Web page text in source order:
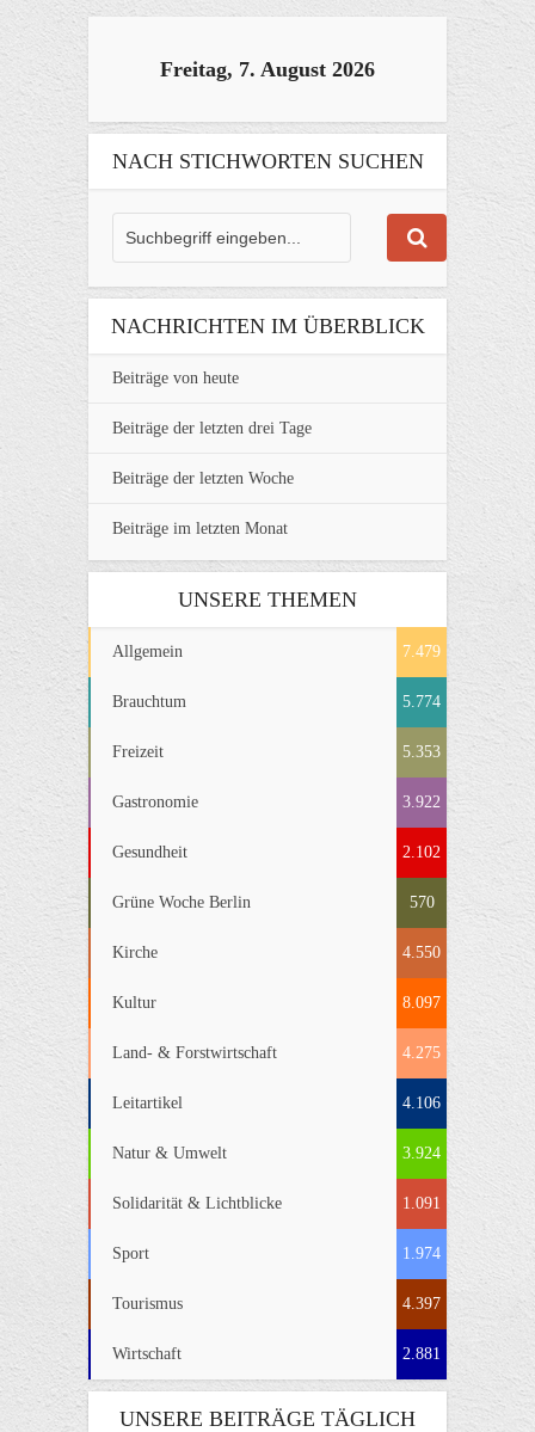
Freitag, 7. August 2026
NACH STICHWORTEN SUCHEN
NACHRICHTEN IM ÜBERBLICK
Beiträge von heute
Beiträge der letzten drei Tage
Beiträge der letzten Woche
Beiträge im letzten Monat
UNSERE THEMEN
Allgemein 7.479
Brauchtum 5.774
Freizeit 5.353
Gastronomie 3.922
Gesundheit 2.102
Grüne Woche Berlin 570
Kirche 4.550
Kultur 8.097
Land- & Forstwirtschaft 4.275
Leitartikel 4.106
Natur & Umwelt 3.924
Solidarität & Lichtblicke 1.091
Sport 1.974
Tourismus 4.397
Wirtschaft 2.881
UNSERE BEITRÄGE TÄGLICH